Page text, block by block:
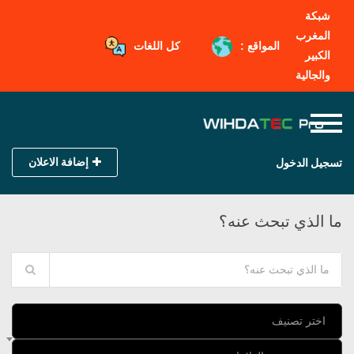
شبكة
المغرب
الكبير
والجالية
المواقع : كل اللغات
تسجيل الدخول إضافة الاعلان
ما الذي تبحث عنه؟
اختر تصنيف